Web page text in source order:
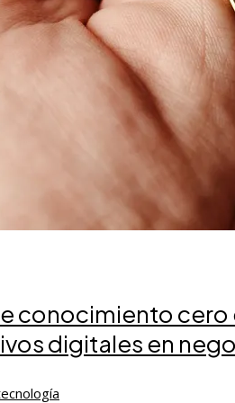
conocimiento
digitales en